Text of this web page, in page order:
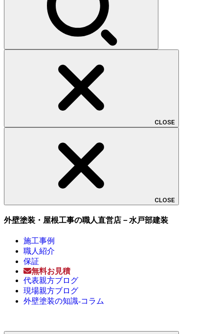
CLOSE
CLOSE
外壁塗装・屋根工事の職人直営店－水戸部建装
施工事例
職人紹介
保証
無料お見積
代表親方ブログ
現場親方ブログ
外壁塗装の知識-コラム